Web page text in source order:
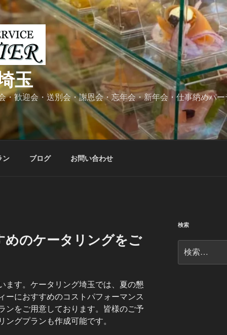
玉
・歓迎会・送別会・謝恩会・忘年会・新年会・仕事納めパ
ン ブログ お問い合わせ
めのケータリングをご
ます。ケータリング埼玉では、夏の懇
ーにおすすめのコストパフォーマンス
ンをご用意しております。皆様のご予
グプランも作成可能です。
検索
索: